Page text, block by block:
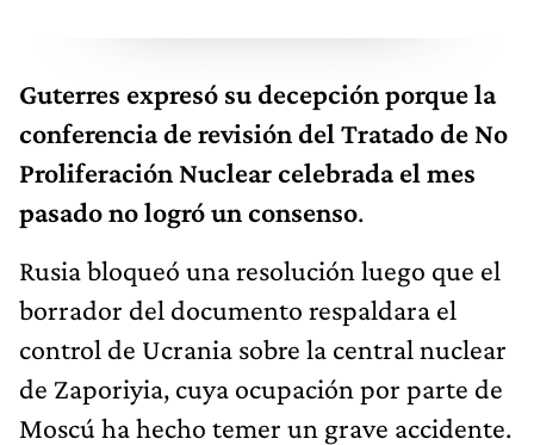
Guterres expresó su decepción porque la
conferencia de revisión del Tratado de No
Proliferación Nuclear celebrada el mes
pasado no logró un consenso.
Rusia bloqueó una resolución luego que el
borrador del documento respaldara el
control de Ucrania sobre la central nuclear
de Zaporiyia, cuya ocupación por parte de
Moscú ha hecho temer un grave accidente.